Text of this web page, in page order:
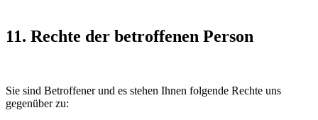
11. Rechte der betroffenen Person
Sie sind Betroffener und es stehen Ihnen folgende Rechte uns
gegenüber zu: